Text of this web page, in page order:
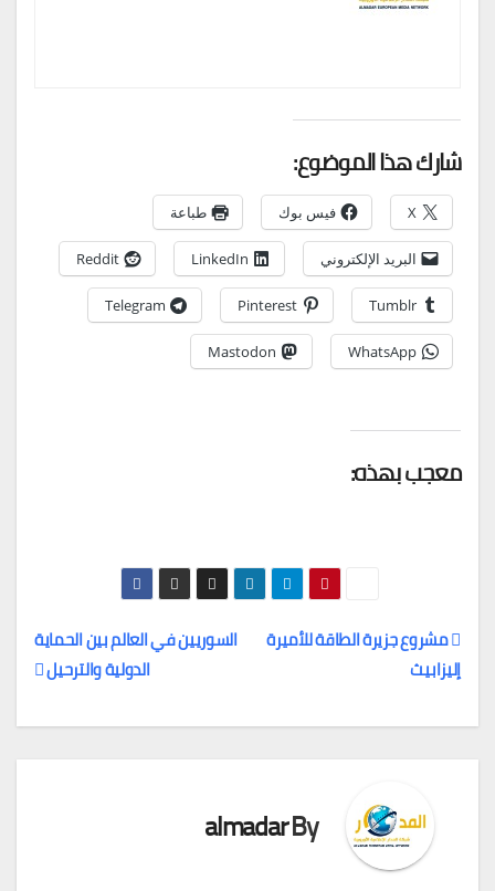
شارك هذا الموضوع:
X فيس بوك طباعة
البريد الإلكتروني LinkedIn
Reddit
Tumblr
Pinterest
Telegram
WhatsApp
Mastodon
معجب بهذه:
تصفّح
المقالات
السوريين في العالم بين الحماية
الدولية والترحيل
مشروع جزيرة الطاقة للأميرة
إليزابيث
By
almadar